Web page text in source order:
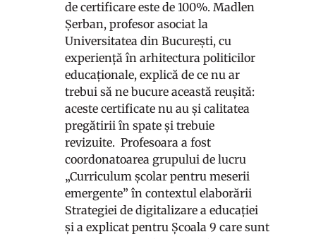
de certificare este de 100%. Madlen
Șerban, profesor asociat la
Universitatea din București, cu
experiență în arhitectura politicilor
educaționale, explică de ce nu ar
trebui să ne bucure această reușită:
aceste certificate nu au și calitatea
pregătirii în spate și trebuie
revizuite. Profesoara a fost
coordonatoarea grupului de lucru
„Curriculum școlar pentru meserii
emergente” în contextul elaborării
Strategiei de digitalizare a educației
și a explicat pentru Școala 9 care sunt